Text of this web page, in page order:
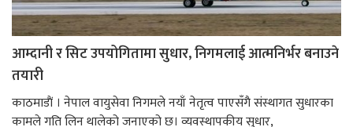
आम्दानी र सिट उपयोगितामा सुधार, निगमलाई आत्मनिर्भर बनाउने
तयारी
काठमाडाैं । नेपाल वायुसेवा निगमले नयाँ नेतृत्व पाएसँगै संस्थागत सुधारका
कामले गति लिन थालेको जनाएको छ। व्यवस्थापकीय सुधार,